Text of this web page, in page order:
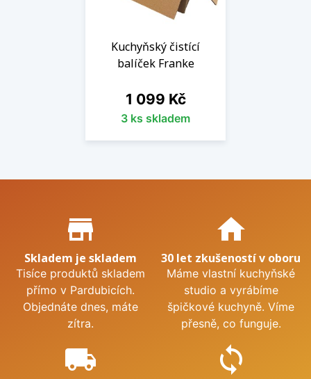
Kuchyňský čistící
balíček Franke
Cena
1 099 Kč
3 ks skladem
Proč nakupovat u nás?
store_mall_directory
Skladem je skladem
Tisíce produktů skladem
přímo v Pardubicích.
Objednáte dnes, máte
zítra.
home
30 let zkušeností v oboru
Máme vlastní kuchyňské
studio a vyrábíme
špičkové kuchyně. Víme
přesně, co funguje.
local_shipping sync